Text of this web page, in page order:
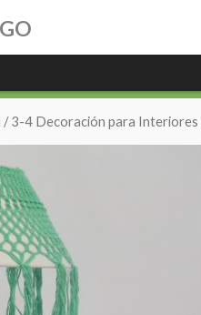
/3-4 Decoración para Interiores